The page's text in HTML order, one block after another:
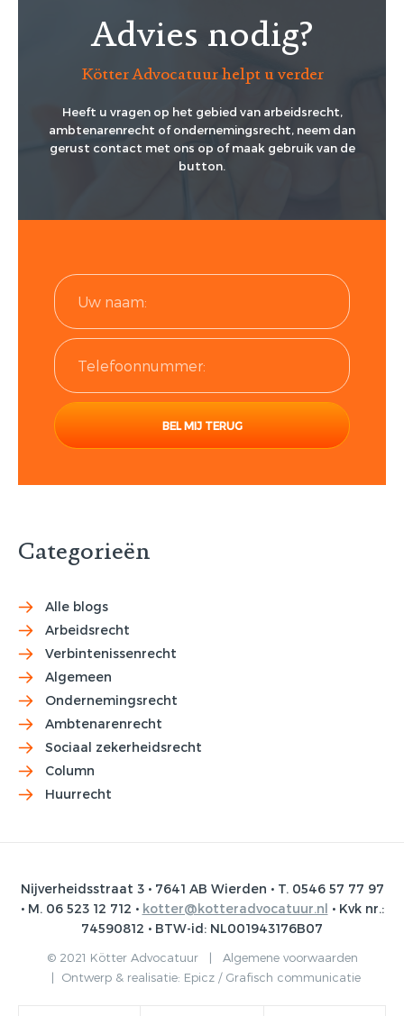
Advies nodig?
Kötter Advocatuur helpt u verder
Heeft u vragen op het gebied van arbeidsrecht,
ambtenarenrecht of ondernemingsrecht, neem dan
gerust contact met ons op of maak gebruik van de
button.
Categorieën
Alle blogs
Arbeidsrecht
Verbintenissenrecht
Algemeen
Ondernemingsrecht
Ambtenarenrecht
Sociaal zekerheidsrecht
Column
Huurrecht
Nijverheidsstraat 3 • 7641 AB Wierden • T. 0546 57 77 97
• M. 06 523 12 712 • kotter@kotteradvocatuur.nl • Kvk nr.:
74590812 • BTW-id: NL001943176B07
© 2021 Kötter Advocatuur | Algemene voorwaarden
| Ontwerp & realisatie: Epicz / Grafisch communicatie